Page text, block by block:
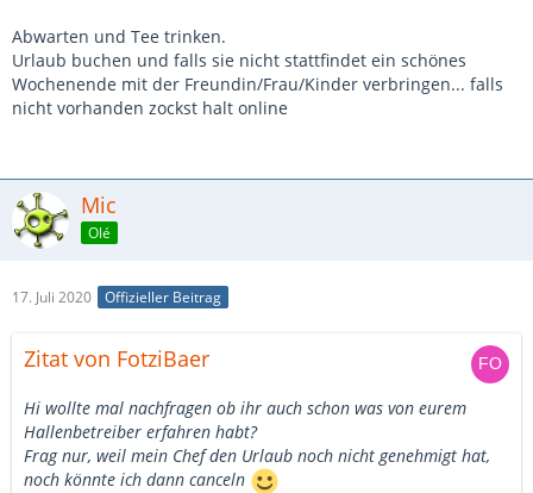
Abwarten und Tee trinken.
Urlaub buchen und falls sie nicht stattfindet ein schönes
Wochenende mit der Freundin/Frau/Kinder verbringen... falls
nicht vorhanden zockst halt online
Mic
Olé
17. Juli 2020 Offizieller Beitrag
Zitat von FotziBaer
Hi wollte mal nachfragen ob ihr auch schon was von eurem
Hallenbetreiber erfahren habt?
Frag nur, weil mein Chef den Urlaub noch nicht genehmigt hat,
noch könnte ich dann canceln